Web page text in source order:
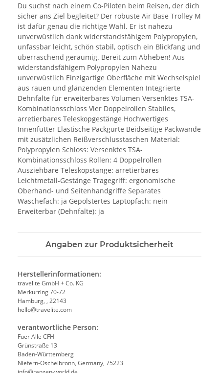
Du suchst nach einem Co-Piloten beim Reisen, der dich
sicher ans Ziel begleitet? Der robuste Air Base Trolley M
ist dafür genau die richtige Wahl. Er ist nahezu
unverwüstlich dank widerstandsfähigem Polypropylen,
unfassbar leicht, schön stabil, optisch ein Blickfang und
überraschend geräumig. Bereit zum Abheben! Aus
widerstandsfähigem Polypropylen Nahezu
unverwüstlich Einzigartige Oberfläche mit Wechselspiel
aus rauen und glänzenden Elementen Integrierte
Dehnfalte für erweiterbares Volumen Versenktes TSA-
Kombinationsschloss Vier Doppelrollen Stabiles,
arretierbares Teleskopgestänge Hochwertiges
Innenfutter Elastische Packgurte Beidseitige Packwände
mit zusätzlichen Reißverschlusstaschen Material:
Polypropylen Schloss: Versenktes TSA-
Kombinationsschloss Rollen: 4 Doppelrollen
Ausziehbare Teleskopstange: arretierbares
Leichtmetall-Gestänge Tragegriff: ergonomische
Oberhand- und Seitenhandgriffe Separates
Wäschefach: ja Gepolstertes Laptopfach: nein
Erweiterbar (Dehnfalte): ja
Angaben zur Produktsicherheit
Herstellerinformationen:
travelite GmbH + Co. KG
Merkurring 70-72
Hamburg, , 22143
hello@travelite.com
verantwortliche Person:
Fuer Alle CFH
Grünstraße 13
Baden-Württemberg
Niefern-Öschelbronn, Germany, 75223